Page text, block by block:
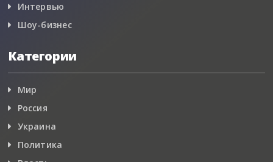
Интервью
Шоу-бизнес
Категории
Мир
Россия
Украина
Политика